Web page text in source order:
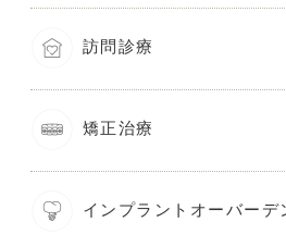
訪問診療
矯正治療
インプラントオーバーデ